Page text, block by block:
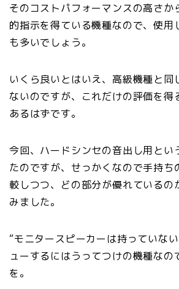
そのコストパフォーマンスの高さ
的指示を得ている機種なので、使用
も多いでしょう。
いくら良いとはいえ、高級機種と同
ないのですが、これだけの評価を得
あるはずです。
今回、ハードシンセの音出し用とい
たのですが、せっかくなので手持ち
較しつつ、どの部分が優れているの
みました。
“モニタースピーカーは持っていな
ューするにはうってつけの機種なの
を。